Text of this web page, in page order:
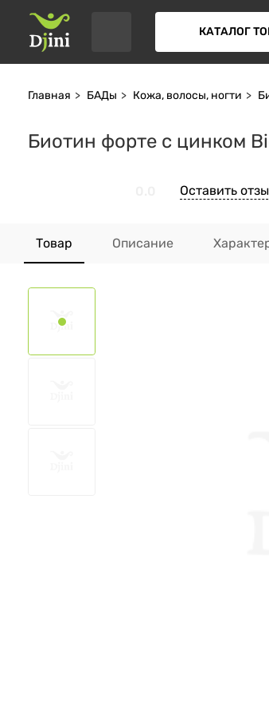
КАТАЛОГ
Главная БАДы Кожа, волосы, ногти
Биотин форте с цинком
Оставить
Товар Описание